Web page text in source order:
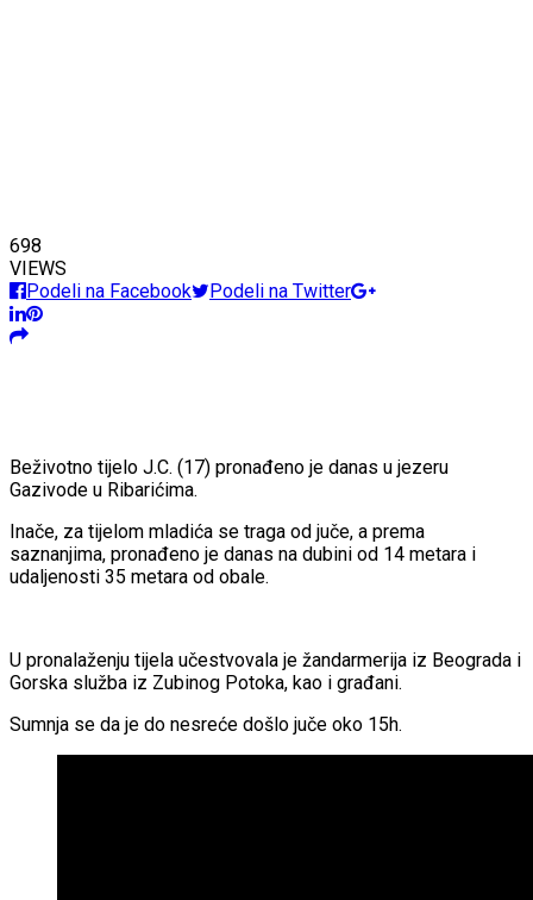
698
VIEWS
Podeli na Facebook
Podeli na Twitter
Beživotno tijelo J.C. (17) pronađeno je danas u jezeru
Gazivode u Ribarićima.
Inače, za tijelom mladića se traga od juče, a prema
saznanjima, pronađeno je danas na dubini od 14 metara i
udaljenosti 35 metara od obale.
U pronalaženju tijela učestvovala je žandarmerija iz Beograda i
Gorska služba iz Zubinog Potoka, kao i građani.
Sumnja se da je do nesreće došlo juče oko 15h.